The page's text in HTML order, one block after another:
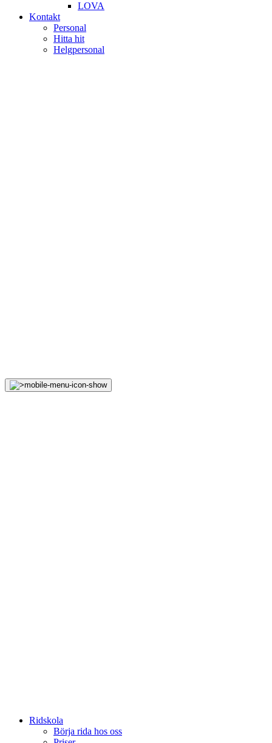
LOVA
Kontakt
Personal
Hitta hit
Helgpersonal
Ridskola
Börja rida hos oss